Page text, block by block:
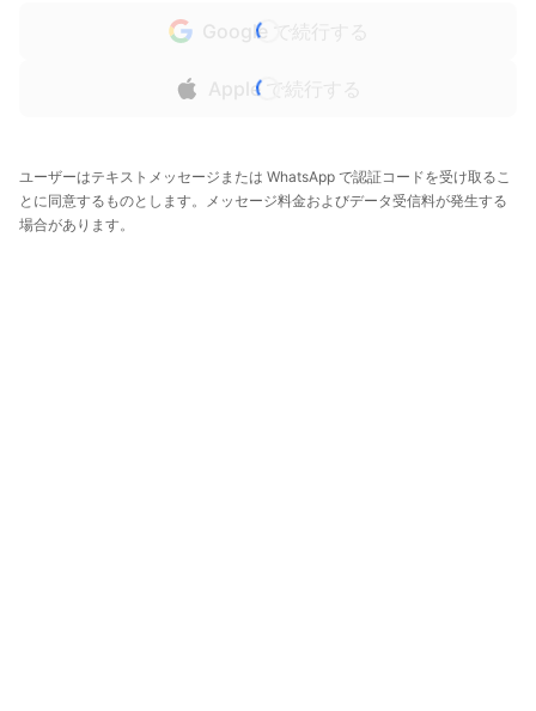
Google で続行する
Apple で続行する
ユーザーはテキストメッセージまたは WhatsApp で認証コードを受け取るこ
とに同意するものとします。メッセージ料金およびデータ受信料が発生する
場合があります。